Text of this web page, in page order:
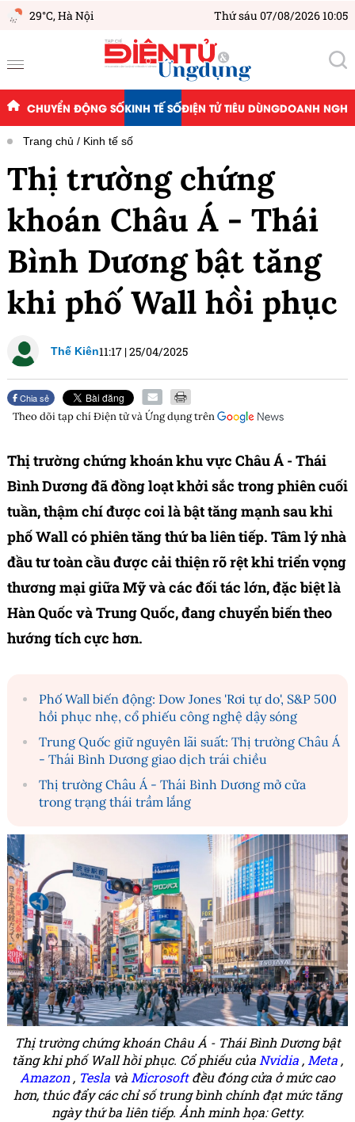
29°C,Hà Nội Thứ sáu 07/08/2026 10:05
CHUYỂN ĐỘNG SỐKINH TẾ SỐĐIỆN TỬ TIÊU DÙNGDOANH
Trang chủ Kinh tế số
Thị trường chứng
khoán Châu Á - Thái
Bình Dương bật tăng
khi phố Wall hồi phục
Thế Kiên11:17 |25/04/2025
Chia sẻ
Theo dõi tạp chíĐiện tử và Ứng dụngtrên
Thị trường chứng khoán khu vực Châu Á - Thái
Bình Dương đã đồng loạt khởi sắc trong phiên cuối
tuần, thậm chí được coi là bật tăng mạnh sau khi
phố Wall có phiên tăng thứ ba liên tiếp. Tâm lý nhà
đầu tư toàn cầu được cải thiện rõ rệt khi triển vọng
thương mại giữa Mỹ và các đối tác lớn, đặc biệt là
Hàn Quốc và Trung Quốc, đang chuyển biến theo
hướng tích cực hơn.
Phố Wall biến động: Dow Jones 'Rơi tự do', S&P 500
hồi phục nhẹ, cổ phiếu công nghệ dậy sóng
Trung Quốc giữ nguyên lãi suất: Thị trường Châu Á
- Thái Bình Dương giao dịch trái chiều
Thị trường Châu Á - Thái Bình Dương mở cửa
trong trạng thái trầm lắng
Thị trường chứng khoán Châu Á - Thái Bình Dương bật
tăng khi phố Wall hồi phục. Cổ phiếu củaNvidia ,Meta ,
Amazon, Tesla vàMicrosoftđều đóng cửa ở mức cao
hơn, thúc đẩy các chỉ số trung bình chính đạt mức tăng
ngày thứ ba liên tiếp. Ảnh minh họa:Getty.